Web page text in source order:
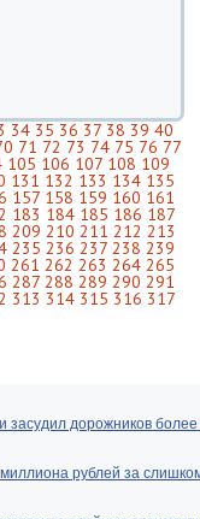
34 35 36 37 38 39 40
71 72 73 74 75 76 77
105 106 107 108 109
131 132 133 134 135
157 158 159 160 161
183 184 185 186 187
209 210 211 212 213
235 236 237 238 239
261 262 263 264 265
287 288 289 290 291
313 314 315 316 317
засудил дорожников
рублей за